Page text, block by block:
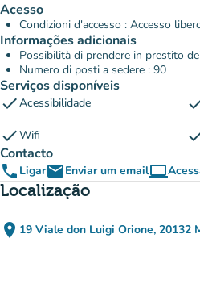
Acesso
Condizioni d'accesso : Accesso
Informações adicionais
Possibilità di prendere in prestito
Numero di posti a sedere : 90
Serviços disponíveis
checkAcessibilidade
checkWifi
Contacto
phone LigaremailEnviar um emailcomputer
Localização
place 19 Viale don Luigi Orione, 20132
(abrir no
(novo